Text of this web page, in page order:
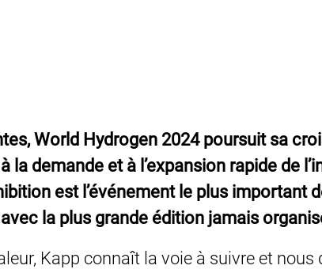
World Hydrogen 2024 poursuit sa
la demande et à l’expansion rapide de
est l’événement le plus important
la plus grande édition jamais
Kapp connaît la voie à suivre et nous